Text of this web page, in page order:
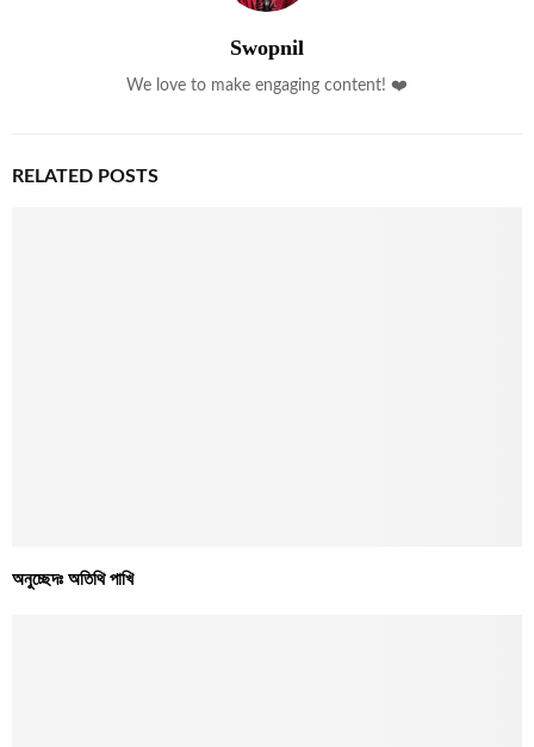
Swopnil
We love to make engaging content! ❤️
RELATED POSTS
অনুচ্ছেদঃ অতিথি পাখি